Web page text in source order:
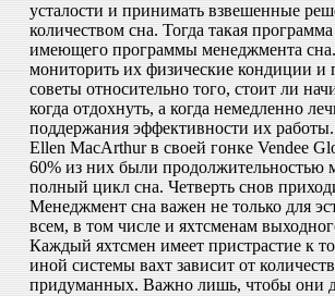
усталости и принимать взвешенные
количеством сна. Тогда такая
имеющего программы менеджмента сна.
мониторить их физические кондиции
советы относительно того, стоит ли
когда отдохнуть, а когда немедленно
поддержания эффективности их работы.
Еllen MacArthur в своей гонке Vendee
60% из них были продолжительностью
полный цикл сна. Четверть снов
Менеджмент сна важен не только для
всем, в том числе и яхтсменам
Каждый яхтсмен имеет пристрастие к
иной системы вахт зависит от
придуманных. Важно лишь, чтобы они